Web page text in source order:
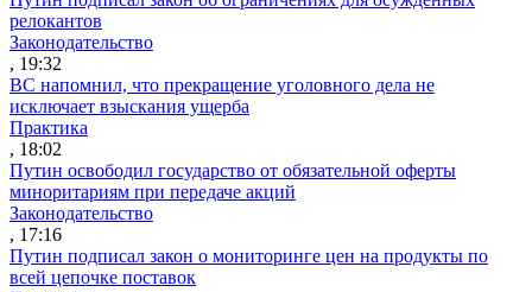
релокантов
Законодательство
, 19:32
ВС напомнил, что прекращение уголовного дела не
исключает взыскания ущерба
Практика
, 18:02
Путин освободил государство от обязательной оферты
миноритариям при передаче акций
Законодательство
, 17:16
Путин подписал закон о мониторинге цен на продукты по
всей цепочке поставок